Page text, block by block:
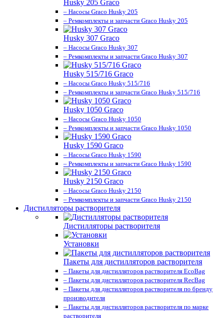
Husky 205 Graco
– Насосы Graco Husky 205
– Ремкомплекты и запчасти Graco Husky 205
Husky 307 Graco
– Насосы Graco Husky 307
– Ремкомплекты и запчасти Graco Husky 307
Husky 515/716 Graco
– Насосы Graco Husky 515/716
– Ремкомплекты и запчасти Graco Husky 515/716
Husky 1050 Graco
– Насосы Graco Husky 1050
– Ремкомплекты и запчасти Graco Husky 1050
Husky 1590 Graco
– Насосы Graco Husky 1590
– Ремкомплекты и запчасти Graco Husky 1590
Husky 2150 Graco
– Насосы Graco Husky 2150
– Ремкомплекты и запчасти Graco Husky 2150
Дистилляторы растворителя
Дистилляторы растворителя
Установки
Пакеты для дистилляторов растворителя
– Пакеты для дистилляторов растворителя EcoBag
– Пакеты для дистилляторов растворителя RecBag
– Пакеты для дистилляторов растворителя по бренду
производителя
– Пакеты для дистилляторов растворителя по марке
растворителя